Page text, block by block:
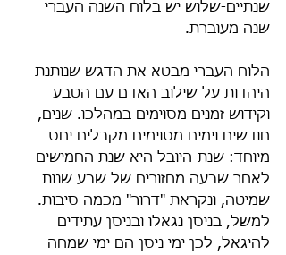
שנתיים-שלוש יש בלוח השנה העברי
שנה מעוברת.
הלוח העברי מבטא את הדגש שנותנת
היהדות על שילוב האדם עם הטבע
וקידוש זמנים מסוימים במהלכו. שנים,
חודשים וימים מסוימים מקבלים יחס
מיוחד: שנת-היובל היא שנת החמישים
לאחר שבעה מחזורים של שבע שנות
שמיטה, ונקראת "דרור" מכמה סיבות.
למשל, בניסן נגאלו ובניסן עתידים
להיגאל, לכן ימי ניסן הם ימי שמחה